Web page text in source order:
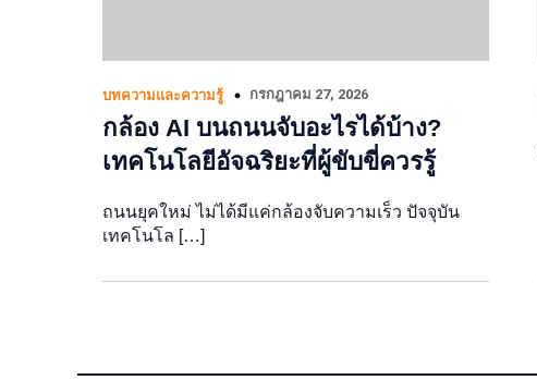
บทความและความรู้ กรกฎาคม 27, 2026
กล้อง AI บนถนนจับอะไรได้บ้าง?
เทคโนโลยีอัจฉริยะที่ผู้ขับขี่ควรรู้
ถนนยุคใหม่ ไม่ได้มีแค่กล้องจับความเร็ว ปัจจุบัน
เทคโนโล […]